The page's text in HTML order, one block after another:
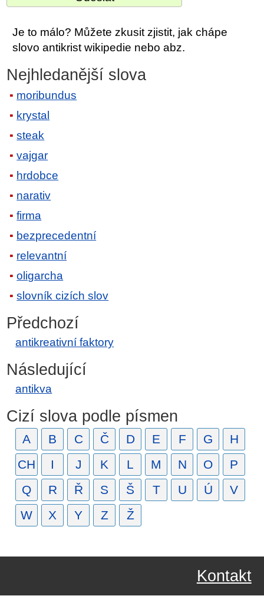
Je to málo? Můžete zkusit zjistit, jak chápe
slovo antikrist wikipedie nebo abz.
Nejhledanější slova
moribundus
krystal
steak
vajgar
hrdobce
narativ
firma
bezprecedentní
relevantní
oligarcha
slovník cizích slov
Předchozí
antikreativní faktory
Následující
antikva
Cizí slova podle písmen
A B C Č D E F G
H
CH
I J K L M N O
P
Q
R Ř S Š T U Ú
V
W
X Y Z Ž
Kontakt